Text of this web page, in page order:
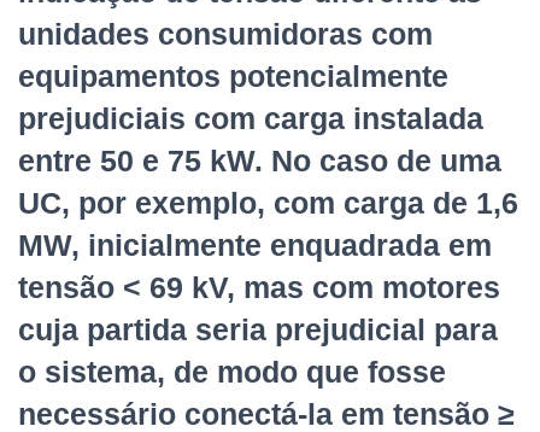
unidades consumidoras com
equipamentos potencialmente
prejudiciais com carga instalada
entre 50 e 75 kW. No caso de uma
UC, por exemplo, com carga de 1,6
MW, inicialmente enquadrada em
tensão < 69 kV, mas com motores
cuja partida seria prejudicial para
o sistema, de modo que fosse
necessário conectá-la em tensão ≥